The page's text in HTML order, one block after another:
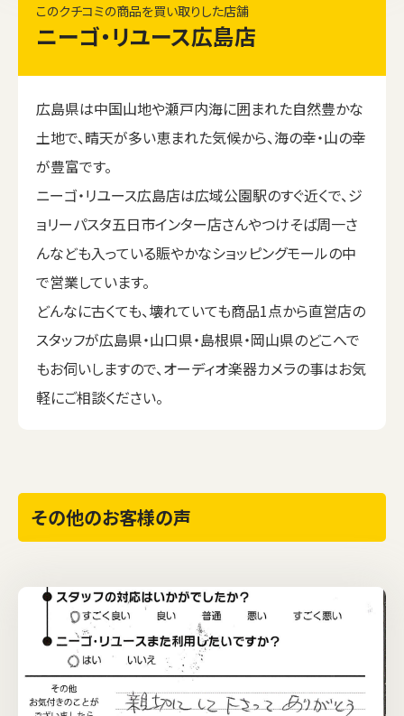
このクチコミの商品を買い取りした店舗
ニーゴ・リユース広島店
広島県は中国山地や瀬戸内海に囲まれた自然豊かな
土地で、晴天が多い恵まれた気候から、海の幸・山の幸
が豊富です。
ニーゴ・リユース広島店は広域公園駅のすぐ近くで、ジ
ョリーパスタ五日市インター店さんやつけそば周一さ
んなども入っている賑やかなショッピングモールの中
で営業しています。
どんなに古くても、壊れていても商品1点から直営店の
スタッフが広島県・山口県・島根県・岡山県のどこへで
もお伺いしますので、オーディオ楽器カメラの事はお気
軽にご相談ください。
その他のお客様の声